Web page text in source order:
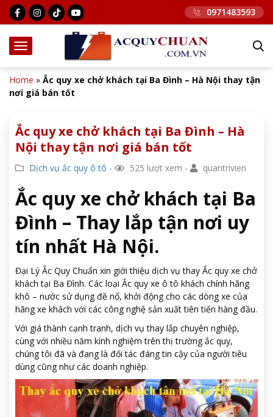
0971483593
Home » Ắc quy xe chở khách tại Ba Đình – Hà Nội thay tận
nơi giá bán tốt
Ắc quy xe chở khách tại Ba Đình – Hà
Nội thay tận nơi giá bán tốt
Dịch vụ ắc quy ô tô - 525 lượt xem - quantrivien
Ắc quy xe chở khách tại Ba
Đình – Thay lắp tận nơi uy
tín nhất Hà Nội.
Đại Lý Ắc Quy Chuẩn xin giới thiệu dịch vụ thay Ắc quy xe chở
khách tại Ba Đình. Các loại Ắc quy xe ô tô khách chính hãng
khô – nước sử dụng đề nổ, khởi động cho các dòng xe của
hãng xe khách với các công nghệ sản xuất tiên tiến hàng đầu.
Với giá thành cạnh tranh, dịch vụ thay lắp chuyên nghiệp,
cùng với nhiều năm kinh nghiệm trên thị trường ắc quy,
chúng tôi đã và đang là đối tác đáng tin cậy của người tiêu
dùng cũng như các doanh nghiệp.